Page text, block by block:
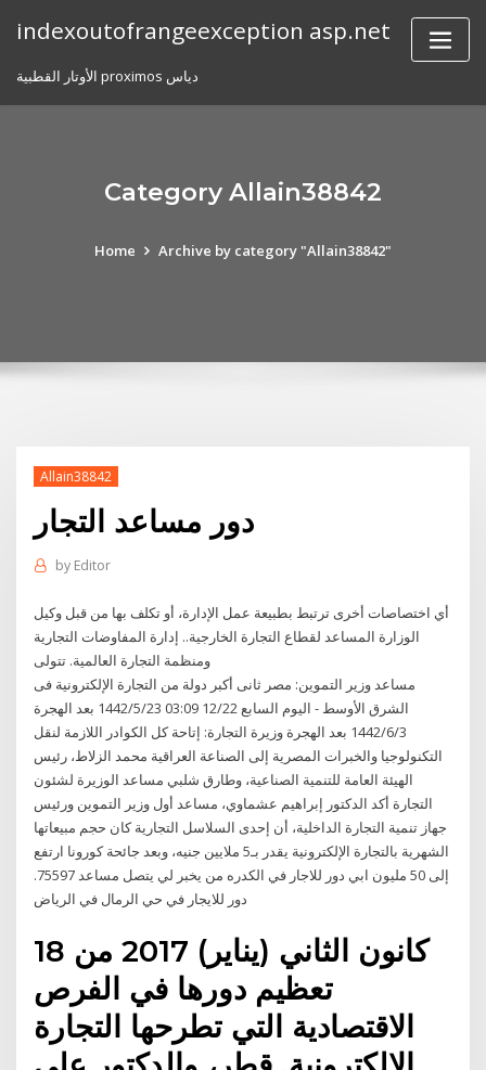
indexoutofrangeexception asp.net
الأوتار القطبية proximos دياس
Category Allain38842
Home Archive by category "Allain38842"
Allain38842
دور مساعد التجار
by Editor
أي اختصاصات أخرى ترتبط بطبيعة عمل الإدارة، أو تكلف بها من قبل وكيل
الوزارة المساعد لقطاع التجارة الخارجية.​. إدارة المفاوضات التجارية
مساعد وزير التموين: مصر ثانى أكبر دولة من التجارة الإلكترونية فى
الشرق الأوسط - اليوم السابع 12/22 03:09 23‏‏/5‏‏/1442 بعد الهجرة
3‏‏/6‏‏/1442 بعد الهجرة وزيرة التجارة: إتاحة كل الكوادر اللازمة لنقل
التكنولوجيا والخبرات المصرية إلى الصناعة العراقية محمد الزلاط، رئيس
الهيئة العامة للتنمية الصناعية، وطارق شلبي مساعد الوزيرة لشئون
التجارة أكد الدكتور إبراهيم عشماوي، مساعد أول وزير التموين ورئيس
جهاز تنمية التجارة الداخلية، أن إحدى السلاسل التجارية كان حجم مبيعاتها
الشهرية بالتجارة الإلكترونية يقدر بـ5 ملايين جنيه، وبعد جائحة كورونا ارتفع
إلى 50 مليون ابي دور للاجار في الكدره من يخبر لي يتصل مساعد 75597.
دور للايجار في حي الرمال في الرياض
18 كانون الثاني (يناير) 2017 من
تعظيم دورها في الفرص
الاقتصادية التي تطرحها التجارة